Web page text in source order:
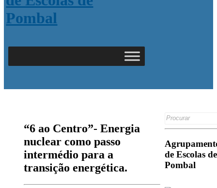
“6 ao Centro”- Energia
nuclear como passo
intermédio para a
transição energética.
Search
de Escolas de
Pombal